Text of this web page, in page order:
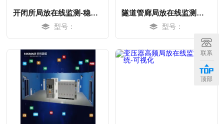
开闭所局放在线监测-稳电护航
型号：
隧道管廊局放在线监测装置-快速响应
型号：
联系
顶部